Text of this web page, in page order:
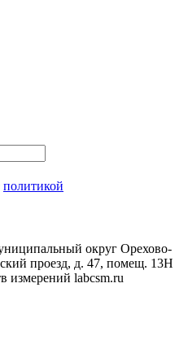
политикой
округ Орехово-
проезд, д. 47, помещ. 13Н
измерений labcsm.ru